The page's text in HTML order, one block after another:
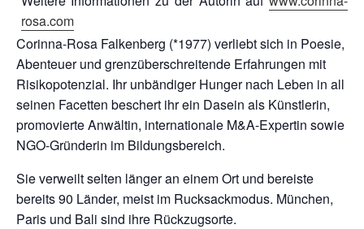
rosa.com
Corinna-Rosa Falkenberg (*1977) verliebt sich in Poesie,
Abenteuer und grenzüberschreitende Erfahrungen mit
Risikopotenzial. Ihr unbändiger Hunger nach Leben in all
seinen Facetten beschert ihr ein Dasein als Künstlerin,
promovierte Anwältin, internationale M&A-Expertin sowie
NGO-Gründerin im Bildungsbereich.
Sie verweilt selten länger an einem Ort und bereiste
bereits 90 Länder, meist im Rucksackmodus. München,
Paris und Bali sind ihre Rückzugsorte.